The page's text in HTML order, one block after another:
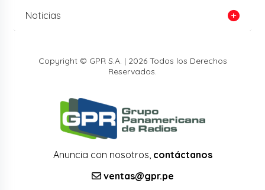
Noticias
Copyright © GPR S.A. | 2026 Todos los Derechos
Reservados.
Anuncia con nosotros, contáctanos
ventas@gpr.pe